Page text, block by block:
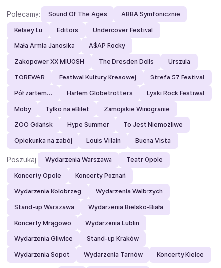
Polecamy: Sound Of The Ages ABBA Symfonicznie
Kelsey Lu Editors Undercover Festival
Mała Armia Janosika A$AP Rocky
Zakopower XX MIUOSH The Dresden Dolls Urszula
TOREWAR Festiwal Kultury Kresowej Strefa 57 Festival
Pół żartem… Harlem Globetrotters Lyski Rock Festiwal
Moby Tylko na eBilet Zamojskie Winogranie
ZOO Gdańsk Hype Summer To Jest Niemożliwe
Opiekunka na zabój Louis Villain Buena Vista
Poszukaj: Wydarzenia Warszawa Teatr Opole
Koncerty Opole Koncerty Poznań
Wydarzenia Kołobrzeg Wydarzenia Wałbrzych
Stand-up Warszawa Wydarzenia Bielsko-Biała
Koncerty Mrągowo Wydarzenia Lublin
Wydarzenia Gliwice Stand-up Kraków
Wydarzenia Sopot Wydarzenia Tarnów Koncerty Kielce